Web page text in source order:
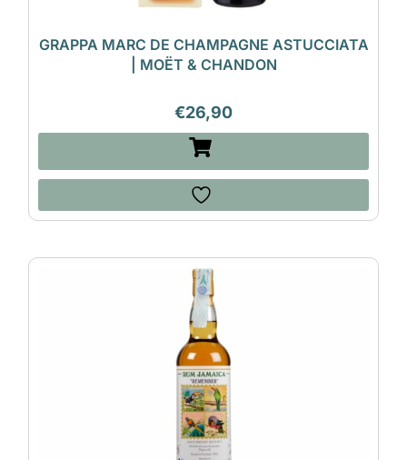
GRAPPA MARC DE CHAMPAGNE ASTUCCIATA
| MOËT & CHANDON
€26,90